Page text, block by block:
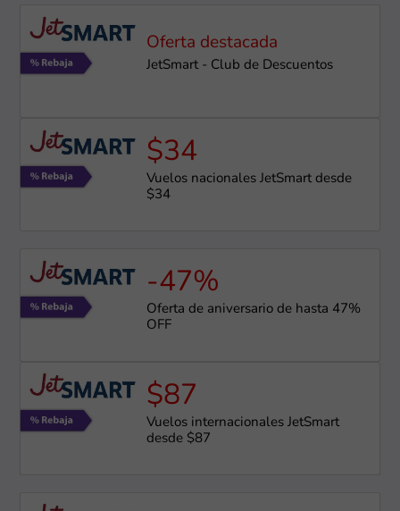
Oferta destacada
JetSmart - Club de Descuentos
$34
Vuelos nacionales JetSmart desde
$34
-47%
Oferta de aniversario de hasta 47%
OFF
$87
Vuelos internacionales JetSmart
desde $87